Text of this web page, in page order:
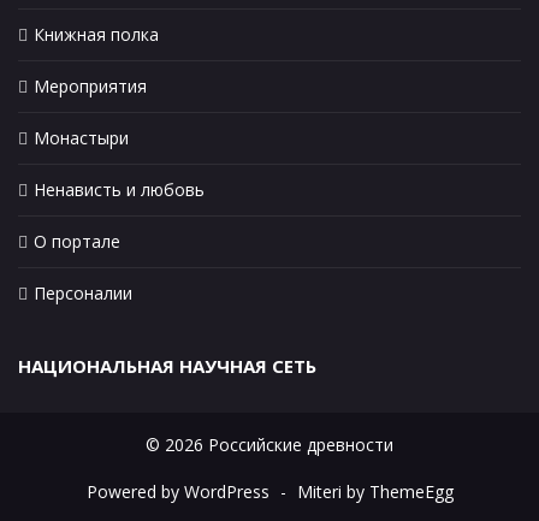
Книжная полка
Мероприятия
Монастыри
Ненависть и любовь
О портале
Персоналии
НАЦИОНАЛЬНАЯ НАУЧНАЯ СЕТЬ
© 2026 Российские древности
Powered by WordPress - Miteri by ThemeEgg